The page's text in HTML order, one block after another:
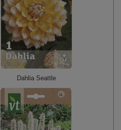
Dahlia Seattle